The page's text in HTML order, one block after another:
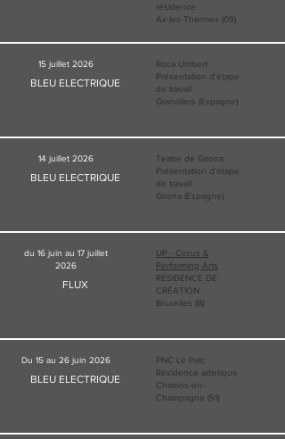
résidence
Ax-les-Thermes (09)
15 juillet 2026
BLEU ELECTRIQUE
Roca Umbert
Présentation d'étape
de travail
Granollers (Espagne)
14 juillet 2026
BLEU ELECTRIQUE
Teatre de Girona
Présentation d'étape
de travail
Girona (Espagne)
du 16 juin au 17 juillet
2026
FLUX
UP - Circus &
Performing Arts
RÉSIDENCE DE
CRÉATION
Bruxelles (B)
Du 15 au 26 juin 2026
BLEU ELECTRIQUE
PNC Le Palc
Résidence artistique
Chalons-en-
Champagne (51)